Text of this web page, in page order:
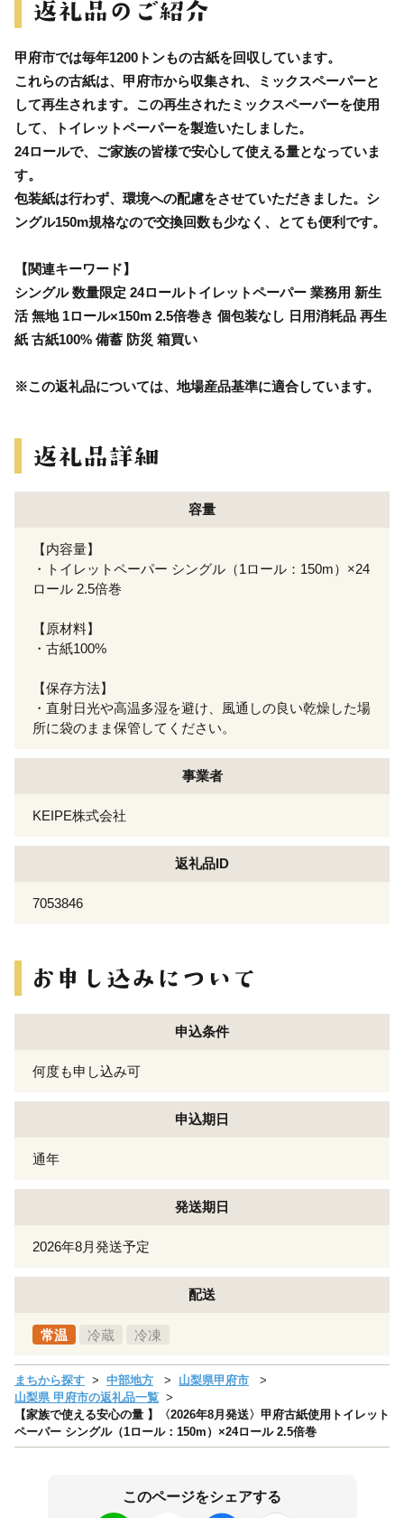
甲府市では毎年1200トンもの古紙を回収しています。
これらの古紙は、甲府市から収集され、ミックスペーパーと
して再生されます。この再生されたミックスペーパーを使用
して、トイレットペーパーを製造いたしました。
24ロールで、ご家族の皆様で安心して使える量となっていま
す。
包装紙は行わず、環境への配慮をさせていただきました。シ
ングル150m規格なので交換回数も少なく、とても便利です。
【関連キーワード】
シングル 数量限定 24ロールトイレットペーパー 業務用 新生
活 無地 1ロール×150m 2.5倍巻き 個包装なし 日用消耗品 再生
紙 古紙100% 備蓄 防災 箱買い
※この返礼品については、地場産品基準に適合しています。
容量
【内容量】
・トイレットペーパー シングル（1ロール：150m）×24
ロール 2.5倍巻
【原材料】
・古紙100%
【保存方法】
・直射日光や高温多湿を避け、風通しの良い乾燥した場
所に袋のまま保管してください。
事業者
KEIPE株式会社
返礼品ID
7053846
申込条件
何度も申し込み可
申込期日
通年
発送期日
2026年8月発送予定
配送
常温 冷蔵 冷凍
まちから探す 中部地方
山梨県甲府市
山梨県 甲府市の返礼品一覧
【家族で使える安心の量 】〈2026年8月発送〉甲府古紙使用トイレット
ペーパー シングル（1ロール：150m）×24ロール 2.5倍巻
このページをシェアする